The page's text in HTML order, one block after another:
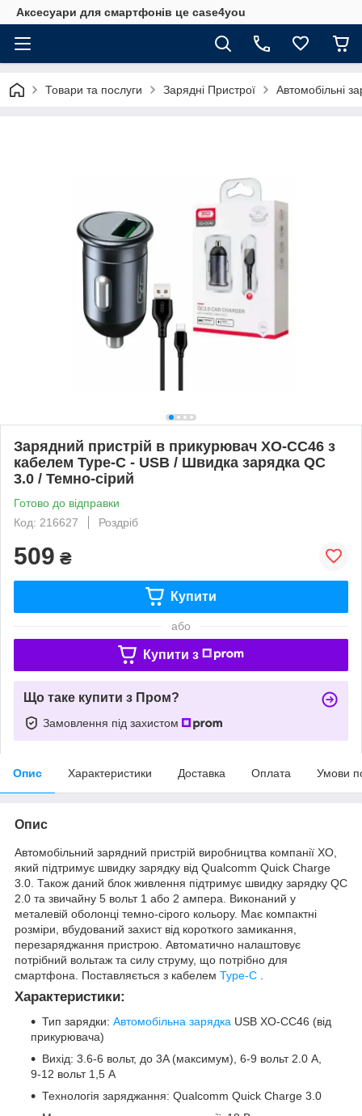
Аксесуари для смартфонів це case4you
Товари та послуги Зарядні Пристрої Автомобільні
Зарядний пристрій в прикурювач XO-CC46 з
кабелем Type-C - USB / Швидка зарядка QC
3.0 / Темно-сірий
Готово до відправки
Код: 216627
Роздріб
509 ₴
Купити
або
Купити з
Що таке купити з Пром?
Замовлення під захистом
Опис Характеристики Доставка Оплата Умови
Опис
Автомобільний зарядний пристрій виробництва компанії XO,
який підтримує швидку зарядку від Qualcomm Quick Charge
3.0. Також даний блок живлення підтримує швидку зарядку QC
2.0 та звичайну 5 вольт 1 або 2 ампера. Виконаний у
металевій оболонці темно-сірого кольору. Має компактні
розміри, вбудований захист від короткого замикання,
перезаряджання пристрою. Автоматично налаштовує
потрібний вольтаж та силу струму, що потрібно для
смартфона. Поставляється з кабелем Type-C
Характеристики:
Тип зарядки: Автомобільна зарядка USB XO-CC46 (від
прикурювача)
Вихід: 3.6-6 вольт, до 3A (максимум), 6-9 вольт 2.0 А,
9-12 вольт 1,5 А
Технологія заряджання: Qualcomm Quick Charge 3.0